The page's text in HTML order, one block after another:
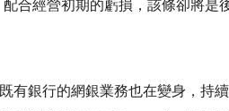
合經營初期的虧損，該條卻將是
有銀行的網銀業務也在變身，持